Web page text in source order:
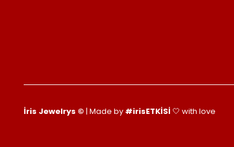
İris Jewelrys © | Made by #irisETKİSİ 🤍 with love